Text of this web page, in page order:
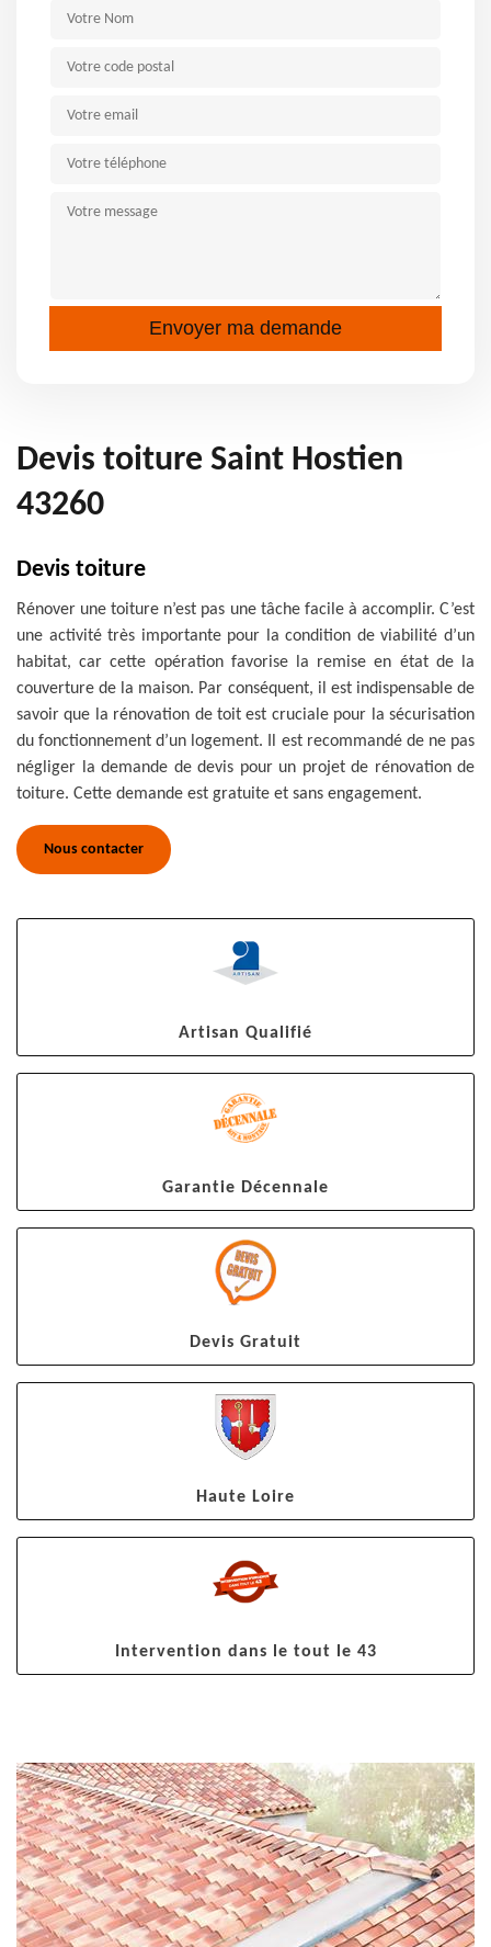
Devis toiture Saint Hostien
43260
Devis toiture
Rénover une toiture n’est pas une tâche facile à accomplir. C’est
une activité très importante pour la condition de viabilité d’un
habitat, car cette opération favorise la remise en état de la
couverture de la maison. Par conséquent, il est indispensable de
savoir que la rénovation de toit est cruciale pour la sécurisation
du fonctionnement d’un logement. Il est recommandé de ne pas
négliger la demande de devis pour un projet de rénovation de
toiture. Cette demande est gratuite et sans engagement.
Nous contacter
Artisan Qualifié
Garantie Décennale
Devis Gratuit
Haute Loire
Intervention dans le tout le 43